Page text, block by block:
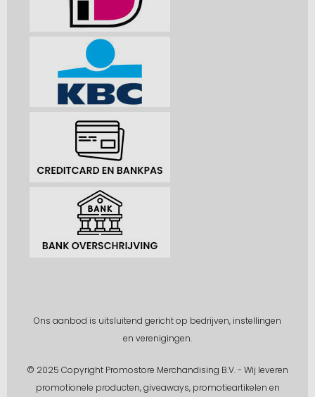
Ons aanbod is uitsluitend gericht op bedrijven, instellingen
en verenigingen.
© 2025 Copyright Promostore Merchandising B.V. - Wij leveren
promotionele producten, giveaways, promotieartikelen en